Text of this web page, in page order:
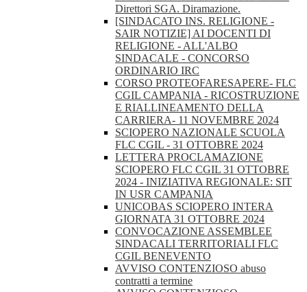
Direttori SGA. Diramazione.
[SINDACATO INS. RELIGIONE -
SAIR NOTIZIE] AI DOCENTI DI
RELIGIONE - ALL'ALBO
SINDACALE - CONCORSO
ORDINARIO IRC
CORSO PROTEOFARESAPERE- FLC
CGIL CAMPANIA - RICOSTRUZIONE
E RIALLINEAMENTO DELLA
CARRIERA- 11 NOVEMBRE 2024
SCIOPERO NAZIONALE SCUOLA
FLC CGIL - 31 OTTOBRE 2024
LETTERA PROCLAMAZIONE
SCIOPERO FLC CGIL 31 OTTOBRE
2024 - INIZIATIVA REGIONALE: SIT
IN USR CAMPANIA
UNICOBAS SCIOPERO INTERA
GIORNATA 31 OTTOBRE 2024
CONVOCAZIONE ASSEMBLEE
SINDACALI TERRITORIALI FLC
CGIL BENEVENTO
AVVISO CONTENZIOSO abuso
contratti a termine